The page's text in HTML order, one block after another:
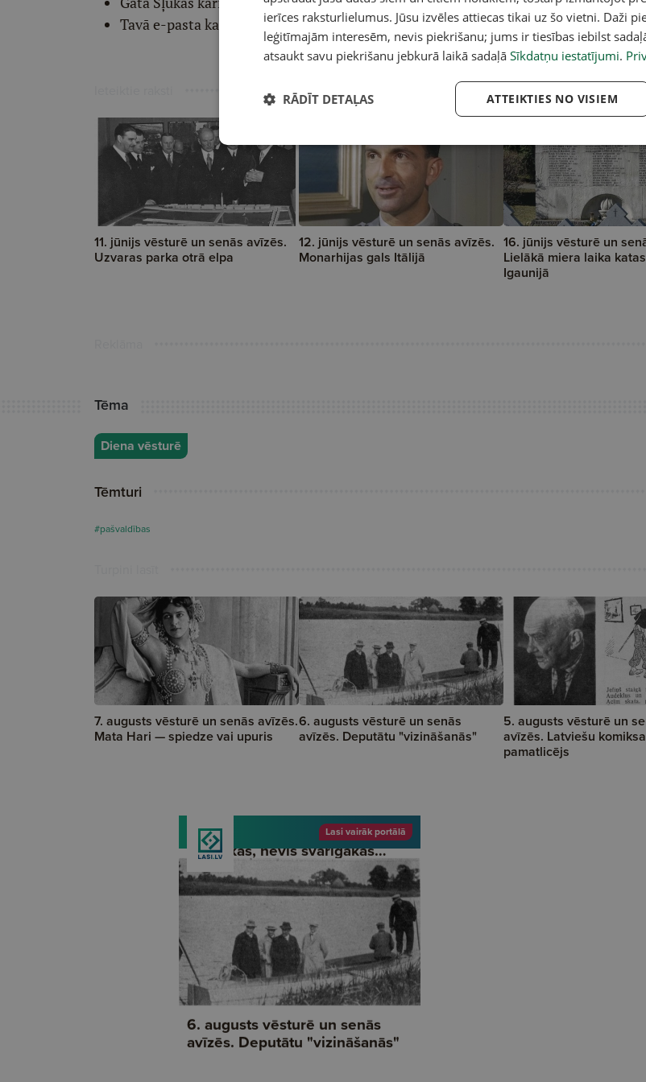
Tavā e-pasta kastītē katru ceturtdienu
11. jūnijs vēsturē un senās avīzēs.
Uzvaras parka otrā elpa
12. jūnijs vēsturē un senās avīzēs.
Monarhijas gals Itālijā
16. jūnijs vēsturē un
Lielākā miera laika
Igaunijā
Tēma
Diena vēsturē
Tēmturi
#pašvaldības
7. augusts vēsturē un senās avīzēs.
Mata Hari — spiedze vai upuris
6. augusts vēsturē un senās
avīzēs. Deputātu "vizināšanās"
5. augusts vēsturē un
avīzēs. Latviešu komiksa
pamatlicējs
ierīces raksturlielumus. Jūsu izvēles attiecas tikai uz šo vietni. Daži
leģitīmajām interesēm, nevis piekrišanu; jums ir tiesības iebilst
atsaukt savu piekrišanu jebkurā laikā sadaļā Sīkdatņu iestatījumi.
ATTEIKTIES NO VISIEM
RĀDĪT DETAĻAS